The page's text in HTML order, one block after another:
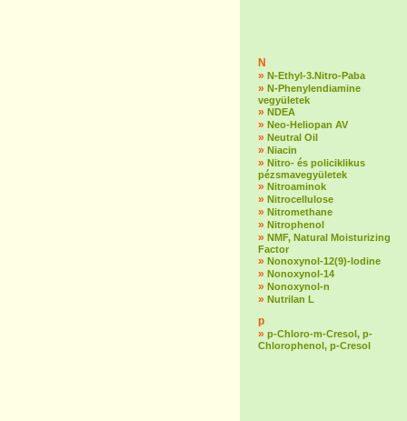
N
» N-Ethyl-3.Nitro-Paba
» N-Phenylendiamine
vegyületek
» NDEA
» Neo-Heliopan AV
» Neutral Oil
» Niacin
» Nitro- és policiklikus
pézsmavegyületek
» Nitroaminok
» Nitrocellulose
» Nitromethane
» Nitrophenol
» NMF, Natural Moisturizing
Factor
» Nonoxynol-12(9)-lodine
» Nonoxynol-14
» Nonoxynol-n
» Nutrilan L
p
» p-Chloro-m-Cresol, p-
Chlorophenol, p-Cresol